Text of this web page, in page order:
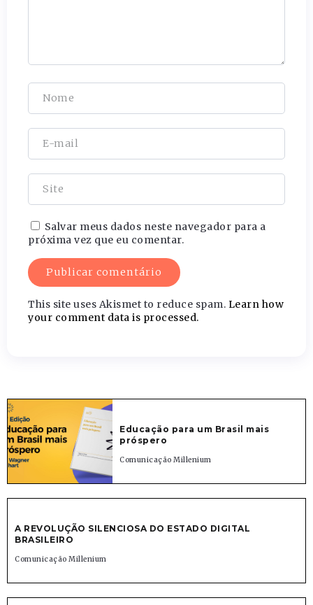
Salvar meus dados neste navegador para a
próxima vez que eu comentar.
This site uses Akismet to reduce spam. Learn how
your comment data is processed.
Educação para um Brasil mais
próspero
Comunicação Millenium
A REVOLUÇÃO SILENCIOSA DO ESTADO DIGITAL
BRASILEIRO
Comunicação Millenium